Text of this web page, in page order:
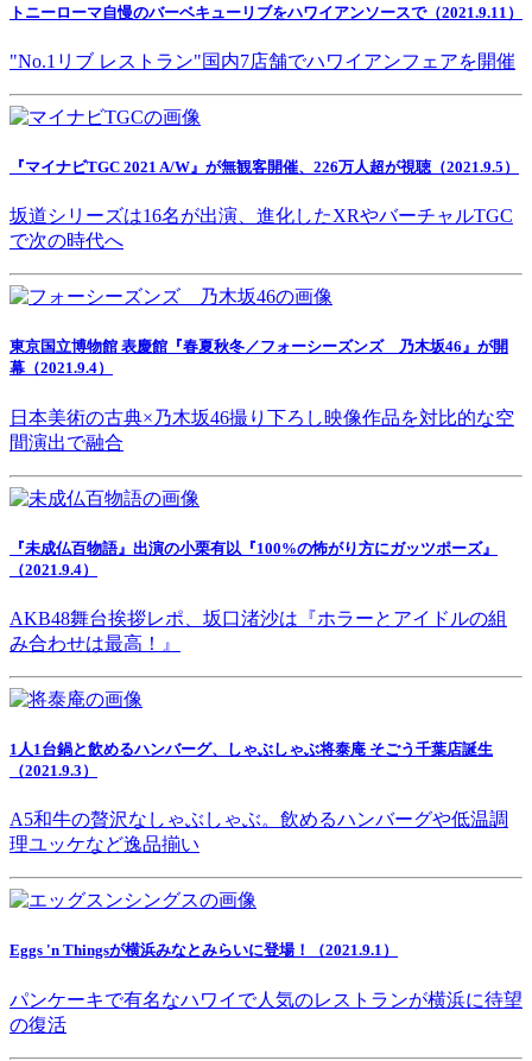
トニーローマ自慢のバーベキューリブをハワイアンソースで（2021.9.11）
"No.1リブ レストラン"国内7店舗でハワイアンフェアを開催
『マイナビTGC 2021 A/W』が無観客開催、226万人超が視聴（2021.9.5）
坂道シリーズは16名が出演、進化したXRやバーチャルTGC
で次の時代へ
東京国立博物館 表慶館『春夏秋冬／フォーシーズンズ 乃木坂46』が開
幕（2021.9.4）
日本美術の古典×乃木坂46撮り下ろし映像作品を対比的な空
間演出で融合
『未成仏百物語』出演の小栗有以『100%の怖がり方にガッツポーズ』
（2021.9.4）
AKB48舞台挨拶レポ、坂口渚沙は『ホラーとアイドルの組
み合わせは最高！』
1人1台鍋と飲めるハンバーグ、しゃぶしゃぶ将泰庵 そごう千葉店誕生
（2021.9.3）
A5和牛の贅沢なしゃぶしゃぶ。飲めるハンバーグや低温調
理ユッケなど逸品揃い
Eggs 'n Thingsが横浜みなとみらいに登場！（2021.9.1）
パンケーキで有名なハワイで人気のレストランが横浜に待望
の復活